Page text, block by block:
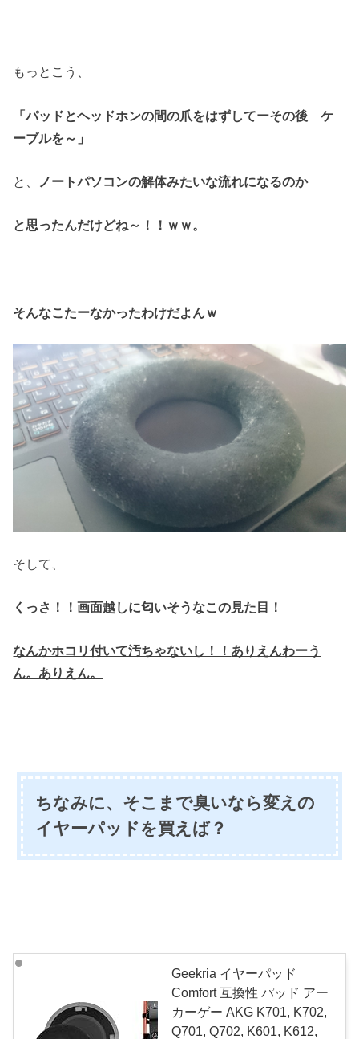
もっとこう、
「パッドとヘッドホンの間の爪をはずしてーその後 ケ
ーブルを～」
と、 ノートパソコンの解体みたいな流れになるのか
と思ったんだけどね～！！ｗｗ。
そんなこたーなかったわけだよんｗ
そして、
くっさ！！画面越しに匂いそうなこの見た目！
なんかホコリ付いて汚ちゃないし！！ ありえんわーう
ん。ありえん。
ちなみに、そこまで臭いなら変えの
イヤーパッドを買えば？
Geekria イヤーパッド
Comfort 互換性 パッド アー
カーゲー AKG K701, K702,
Q701, Q702, K601, K612,